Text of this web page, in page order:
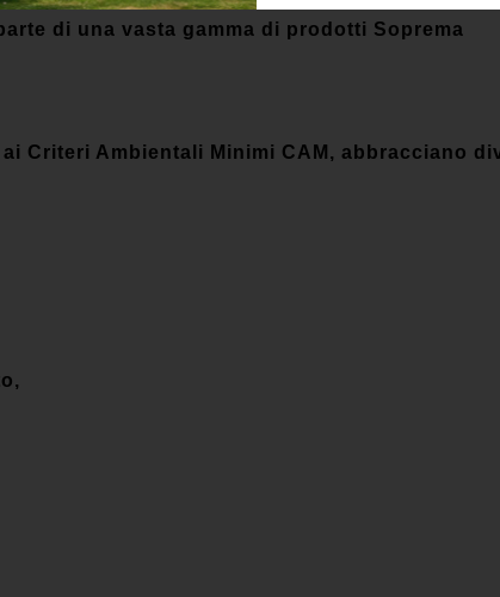
di una vasta gamma di prodotti Soprema
Criteri Ambientali Minimi CAM, abbracciano